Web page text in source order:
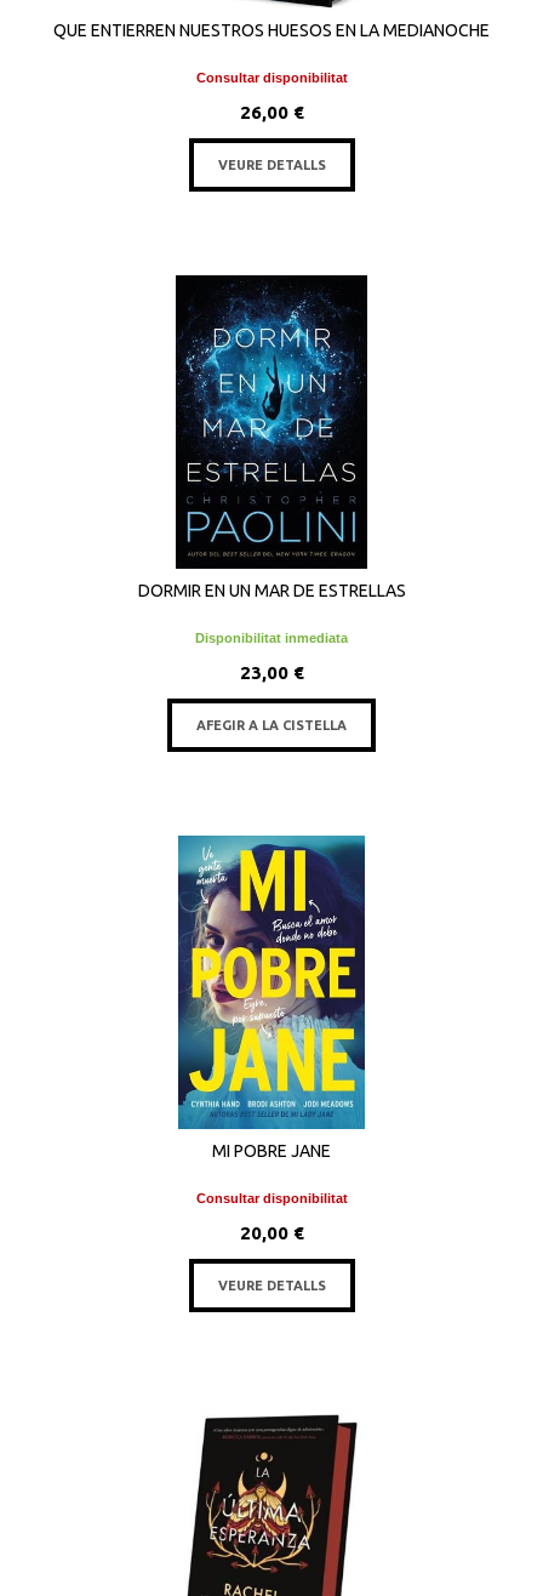
QUE ENTIERREN NUESTROS HUESOS EN LA MEDIANOCHE
Consultar disponibilitat
26,00 €
VEURE DETALLS
DORMIR EN UN MAR DE ESTRELLAS
Disponibilitat inmediata
23,00 €
AFEGIR A LA CISTELLA
MI POBRE JANE
Consultar disponibilitat
20,00 €
VEURE DETALLS